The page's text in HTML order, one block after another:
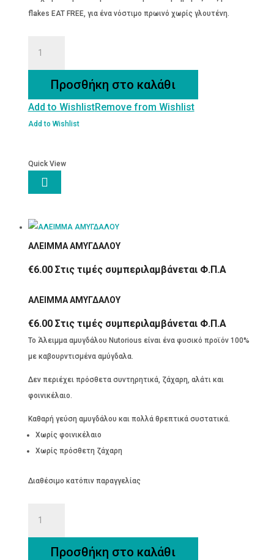
flakes EAT FREE, για ένα νόστιμο πρωινό χωρίς γλουτένη.
Χ/
ΓΛ
Προσθήκη στο καλάθι
Add to WishlistRemove from Wishlist
Add to Wishlist
Quick View

ΑΛΕΙΜΜΑ ΑΜΥΓΔΑΛΟΥ
€6.00 Στις τιμές συμπεριλαμβάνεται Φ.Π.Α
ΑΛΕΙΜΜΑ ΑΜΥΓΔΑΛΟΥ
€6.00 Στις τιμές συμπεριλαμβάνεται Φ.Π.Α
Το Άλειμμα αμυγδάλου Nutorious είναι ένα φυσικό προϊόν 100%
με καβουρντισμένα αμύγδαλα.
Δεν περιέχει πρόσθετα συντηρητικά, ζάχαρη, αλάτι και
φοινικέλαιο.
Καθαρή γεύση αμυγδάλου και πολλά θρεπτικά συστατικά.
Χωρίς φοινικέλαιο
Χωρίς πρόσθετη ζάχαρη
Διαθέσιμο κατόπιν παραγγελίας
Προσθήκη στο καλάθι